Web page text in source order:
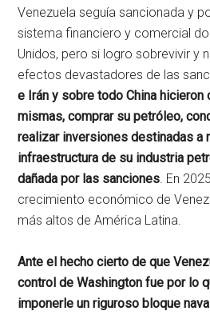
Venezuela seguía sancionada y
sistema financiero y comercial
Unidos, pero si logro sobrevivir y
efectos devastadores de las
e Irán y sobre todo China
mismas, comprar su petróleo,
realizar inversiones destinadas a
infraestructura de su industria
dañada por las sanciones. En
crecimiento económico de
más altos de América Latina.
Ante el hecho cierto de que
control de Washington fue por lo
imponerle un riguroso bloque